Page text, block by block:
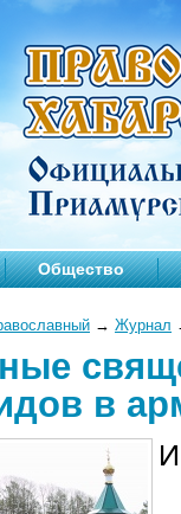
Общество
→ Журнал
в